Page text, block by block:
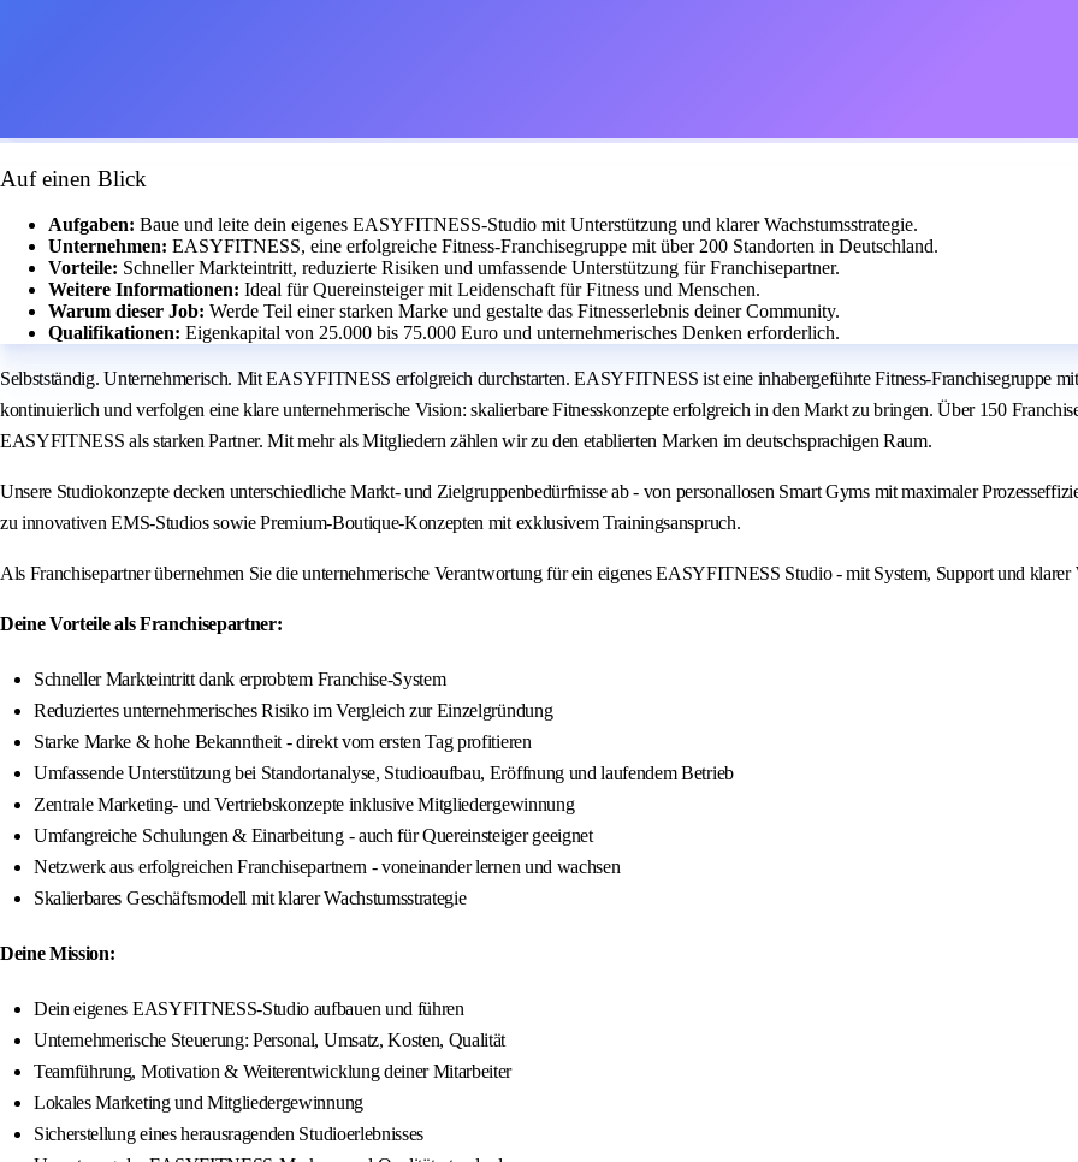
Auf einen Blick
Aufgaben: Baue und leite dein eigenes EASYFITNESS-Studio mit Unterstützung und klarer Wachstumsstrategie.
Unternehmen: EASYFITNESS, eine erfolgreiche Fitness-Franchisegruppe mit über 200 Standorten in Deutschland.
Vorteile: Schneller Markteintritt, reduzierte Risiken und umfassende Unterstützung für Franchisepartner.
Weitere Informationen: Ideal für Quereinsteiger mit Leidenschaft für Fitness und Menschen.
Warum dieser Job: Werde Teil einer starken Marke und gestalte das Fitnesserlebnis deiner Community.
Qualifikationen: Eigenkapital von 25.000 bis 75.000 Euro und unternehmerisches Denken erforderlich.
Selbstständig. Unternehmerisch. Mit EASYFITNESS erfolgreich durchstarten. EASYFITNESS ist eine inhabergeführte Fitness-Franchisegruppe
kontinuierlich und verfolgen eine klare unternehmerische Vision: skalierbare Fitnesskonzepte erfolgreich in den Markt zu bringen. Über 150
EASYFITNESS als starken Partner. Mit mehr als Mitgliedern zählen wir zu den etablierten Marken im deutschsprachigen Raum.
Unsere Studiokonzepte decken unterschiedliche Markt- und Zielgruppenbedürfnisse ab - von personallosen Smart Gyms mit maximaler
zu innovativen EMS-Studios sowie Premium-Boutique-Konzepten mit exklusivem Trainingsanspruch.
Als Franchisepartner übernehmen Sie die unternehmerische Verantwortung für ein eigenes EASYFITNESS Studio - mit System, Support und klarer
Deine Vorteile als Franchisepartner:
Schneller Markteintritt dank erprobtem Franchise-System
Reduziertes unternehmerisches Risiko im Vergleich zur Einzelgründung
Starke Marke & hohe Bekanntheit - direkt vom ersten Tag profitieren
Umfassende Unterstützung bei Standortanalyse, Studioaufbau, Eröffnung und laufendem Betrieb
Zentrale Marketing- und Vertriebskonzepte inklusive Mitgliedergewinnung
Umfangreiche Schulungen & Einarbeitung - auch für Quereinsteiger geeignet
Netzwerk aus erfolgreichen Franchisepartnern - voneinander lernen und wachsen
Skalierbares Geschäftsmodell mit klarer Wachstumsstrategie
Deine Mission:
Dein eigenes EASYFITNESS-Studio aufbauen und führen
Unternehmerische Steuerung: Personal, Umsatz, Kosten, Qualität
Teamführung, Motivation & Weiterentwicklung deiner Mitarbeiter
Lokales Marketing und Mitgliedergewinnung
Sicherstellung eines herausragenden Studioerlebnisses